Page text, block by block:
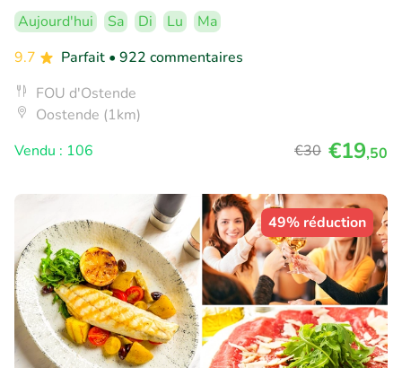
Aujourd'hui Sa Di Lu
Ma
9.7
Parfait • 922 commentaires
FOU d'Ostende
Oostende (1km)
Vendu : 106
€30 €19,50
49% réduction